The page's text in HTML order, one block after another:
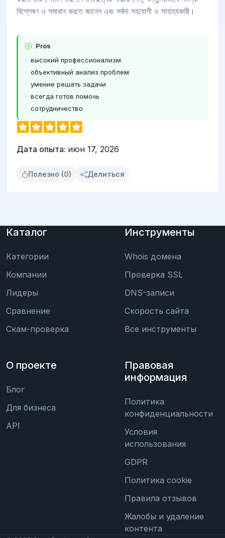
বিশ্লেষণ ও সমাধান করতে জানেন এবং সর্বদা সহযোগী ও সাহায্যকারী।
Pros
высокий профессионализм
объективный анализ проблем
умение решать задачи
всегда готов помочь
сотрудничество
Дата опыта: июн 17, 2026
Полезно (0) Делиться
Каталог
Категории
Компании
Лидеры
Сравнение
Скам-проверка
Инструменты
Whois домена
Проверка SSL
DNS-записи
Скорость сайта
Все инструменты
О проекте
Блог
Для бизнеса
API
Правовая
информация
Политика
конфиденциальности
Условия
использования
GDPR
Политика cookie
Правила отзывов
Жалобы и удаление
контента